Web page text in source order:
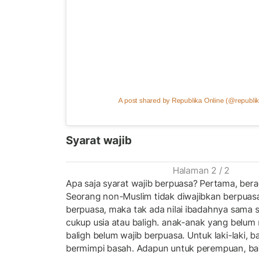
A post shared by Republika Online
Syarat wajib
Halaman 2 / 2
Apa saja syarat wajib berpuasa? Pertama,
Seorang non-Muslim tidak diwajibkan
berpuasa, maka tak ada nilai ibadahnya sama
cukup usia atau baligh. anak-anak yang belum
baligh belum wajib berpuasa. Untuk laki-laki,
bermimpi basah. Adapun untuk perempuan,